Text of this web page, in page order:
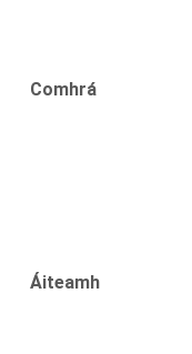
Comhrá
Áiteamh